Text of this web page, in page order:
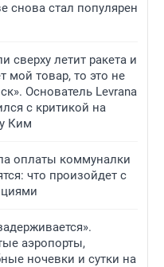
снова стал популярен
сверху летит ракета и
мой товар, то это не
Основатель Levrana
с критикой на
Ким
оплаты коммуналки
что произойдет с
аэропорты,
ночевки и сутки на